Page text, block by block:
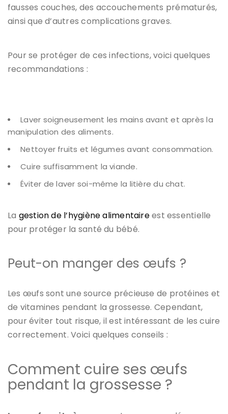
fausses couches, des accouchements prématurés,
ainsi que d’autres complications graves.
Pour se protéger de ces infections, voici quelques
recommandations :
Laver soigneusement les mains avant et après la
manipulation des aliments.
Nettoyer fruits et légumes avant consommation.
Cuire suffisamment la viande.
Éviter de laver soi-même la litière du chat.
La gestion de l’hygiène alimentaireest essentielle
pour protéger la santé du bébé.
Peut-on manger des œufs ?
Les œufs sont une source précieuse de protéines et
de vitamines pendant la grossesse. Cependant,
pour éviter tout risque, il est intéressant de les cuire
correctement. Voici quelques conseils :
Comment cuire ses œufs
pendant la grossesse ?